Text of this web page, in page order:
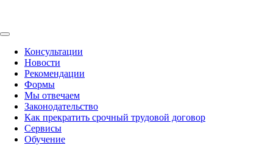
Консультации
Новости
Рекомендации
Формы
Мы отвечаем
Законодательство
Как прекратить срочный трудовой договор
Сервисы
Обучение